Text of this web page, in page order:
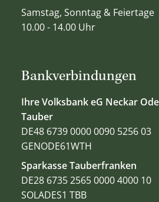
Bankverbindungen
Ihre Volksbank eG Neckar
Tauber
DE48 6739 0000 0090 5256 03
GENODE61WTH
Sparkasse Tauberfranken
DE28 6735 2565 0000 4000 10
SOLADES1 TBB
Samstag, Sonntag & Feiertage
10.00 - 14.00 Uhr